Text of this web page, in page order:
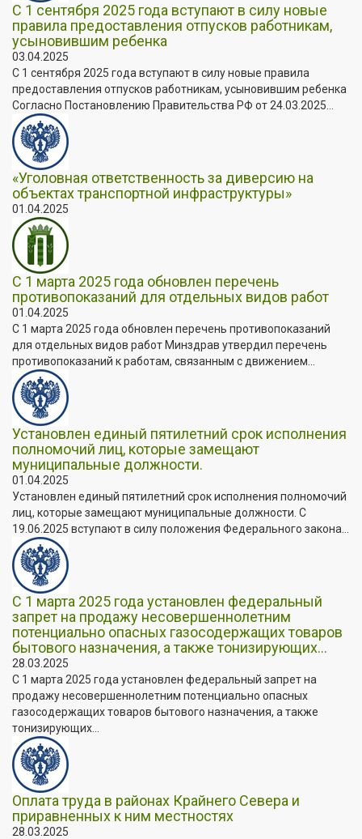
С 1 сентября 2025 года вступают в силу новые
правила предоставления отпусков работникам,
усыновившим ребенка
03.04.2025
С 1 сентября 2025 года вступают в силу новые правила
предоставления отпусков работникам, усыновившим ребенка
Согласно Постановлению Правительства РФ от 24.03.2025...
«Уголовная ответственность за диверсию на
объектах транспортной инфраструктуры»
01.04.2025
С 1 марта 2025 года обновлен перечень
противопоказаний для отдельных видов работ
01.04.2025
С 1 марта 2025 года обновлен перечень противопоказаний
для отдельных видов работ Минздрав утвердил перечень
противопоказаний к работам, связанным с движением...
Установлен единый пятилетний срок исполнения
полномочий лиц, которые замещают
муниципальные должности.
01.04.2025
Установлен единый пятилетний срок исполнения полномочий
лиц, которые замещают муниципальные должности. C
19.06.2025 вступают в силу положения Федерального закона...
С 1 марта 2025 года установлен федеральный
запрет на продажу несовершеннолетним
потенциально опасных газосодержащих товаров
бытового назначения, а также тонизирующих...
28.03.2025
С 1 марта 2025 года установлен федеральный запрет на
продажу несовершеннолетним потенциально опасных
газосодержащих товаров бытового назначения, а также
тонизирующих...
Оплата труда в районах Крайнего Севера и
приравненных к ним местностях
28.03.2025